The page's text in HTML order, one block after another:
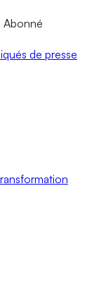
Abonné
de presse